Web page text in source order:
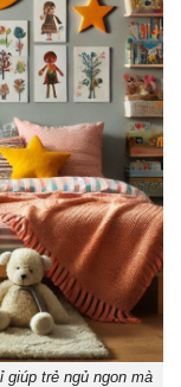
giúp trẻ ngủ ngon mà